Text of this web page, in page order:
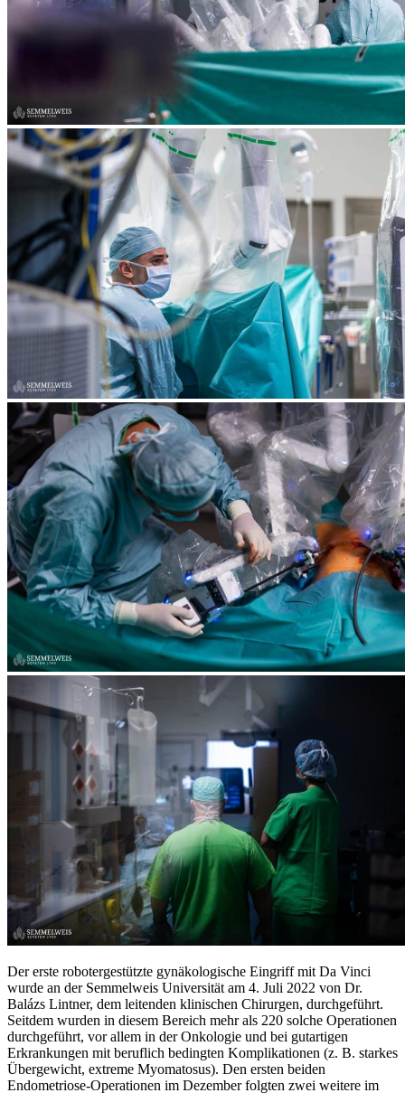
Der erste robotergestützte gynäkologische Eingriff mit Da Vinci
wurde an der Semmelweis Universität am 4. Juli 2022 von Dr.
Balázs Lintner, dem leitenden klinischen Chirurgen, durchgeführt.
Seitdem wurden in diesem Bereich mehr als 220 solche Operationen
durchgeführt, vor allem in der Onkologie und bei gutartigen
Erkrankungen mit beruflich bedingten Komplikationen (z. B. starkes
Übergewicht, extreme Myomatosus). Den ersten beiden
Endometriose-Operationen im Dezember folgten zwei weitere im